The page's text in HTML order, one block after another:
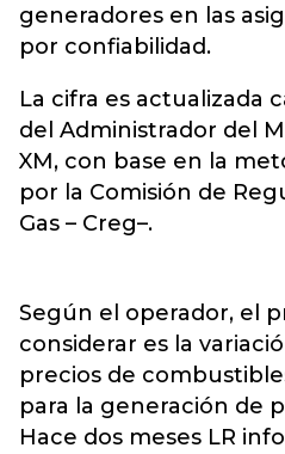
generadores en las
por confiabilidad.
La cifra es actualizada
del Administrador del
XM, con base en la
por la Comisión de
Gas – Creg–.
Según el operador, el
considerar es la
precios de
para la generación de
Hace dos meses LR